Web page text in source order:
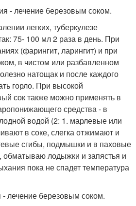
- лечение березовым соком.
легких, туберкулезе
75- 100 мл 2 раза в день. При
(фарингит, ларингит) и при
в чистом или разбавленном
натощак и после каждого
горло. При высокой
сок также можно применять в
средства - в
водой (2: 1. марлевые или
в соке, слегка отжимают и
сгибы, подмышки и в паховые
обматываю лодыжки и запястья и
пока не спадет температура
лечение березовым соком.